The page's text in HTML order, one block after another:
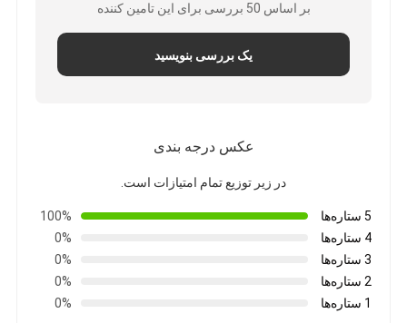
بر اساس 50 بررسی برای این تامین کننده
یک بررسی بنویسید
عکس درجه بندی
در زیر توزیع تمام امتیازات است.
5 ستاره‌ها
100%
4 ستاره‌ها
0%
3 ستاره‌ها
0%
2 ستاره‌ها
0%
1 ستاره‌ها
0%